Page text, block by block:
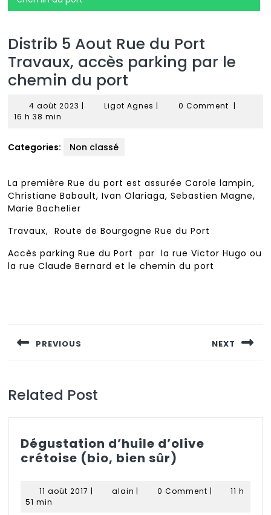
Distrib 5 Aout Rue du Port
Travaux, accès parking par le
chemin du port
4 août 2023 4| Ligot Agnes Ligot
| 0 Comment |
16 h 38 min
Categories: Non classé
La première Rue du port est assurée Carole lampin,
Christiane Babault, Ivan Olariaga, Sebastien Magne,
Marie Bachelier
Travaux, Route de Bourgogne Rue du Port
Accès parking Rue du Port par la rue Victor Hugo ou
la rue Claude Bernard et le chemin du port
l’article
PREVIOUS NEXT
Related Post
Dégustation d’huile d’olive
crétoise (bio, bien sûr)
d’olive
11 août 2017 11| alain alain
| 0 Comment |
11 h
51 min